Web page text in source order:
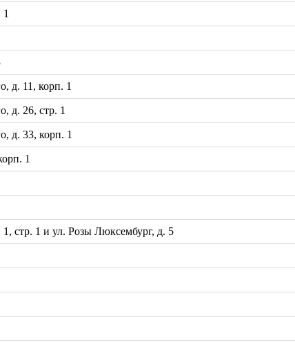
д. 11, корп. 1
д. 26, стр. 1
д. 33, корп. 1
1
стр. 1 и ул. Розы Люксембург, д. 5